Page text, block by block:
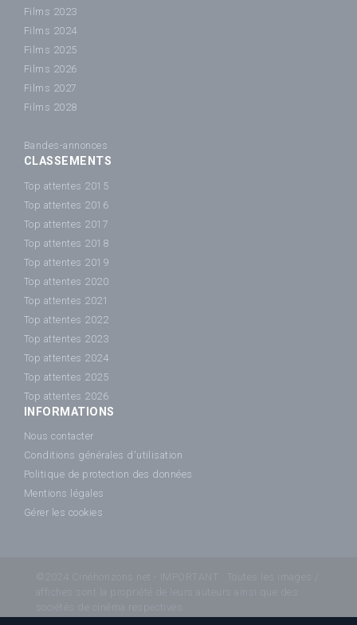
Films 2023
Films 2024
Films 2025
Films 2026
Films 2027
Films 2028
Bandes-annonces
CLASSEMENTS
Top attentes 2015
Top attentes 2016
Top attentes 2017
Top attentes 2018
Top attentes 2019
Top attentes 2020
Top attentes 2021
Top attentes 2022
Top attentes 2023
Top attentes 2024
Top attentes 2025
Top attentes 2026
INFORMATIONS
Nous contacter
Conditions générales d'utilisation
Politique de protection des données
Mentions légales
Gérer les cookies